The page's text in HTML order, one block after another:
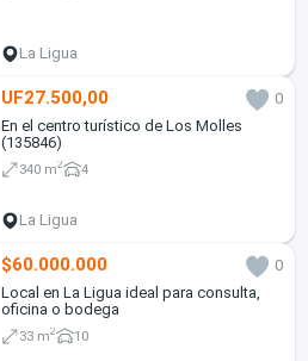
La Ligua
UF27.500,00
0
En el centro turístico de Los Molles
(135846)
340 m2 4
La Ligua
$60.000.000
0
Local en La Ligua ideal para consulta,
oficina o bodega
33 m2 10